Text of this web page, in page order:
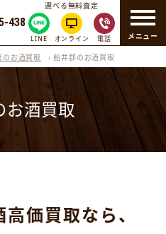
メニュー
438
選べる無料査定
LINE オンライン 電話
のお酒買取 ›船井郡のお酒買取
お酒買取
価買取なら、